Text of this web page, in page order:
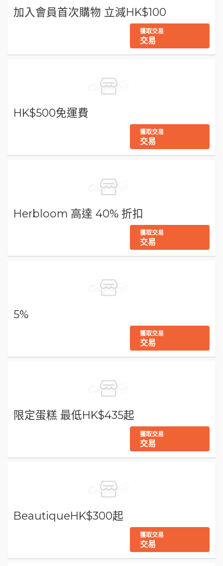
加入會員首次購物 立減HK$100
獲取交易
交易
HK$500免運費
獲取交易
交易
Herbloom 高達 40% 折扣
獲取交易
交易
5%
獲取交易
交易
限定蛋糕 最低HK$435起
獲取交易
交易
BeautiqueHK$300起
獲取交易
交易